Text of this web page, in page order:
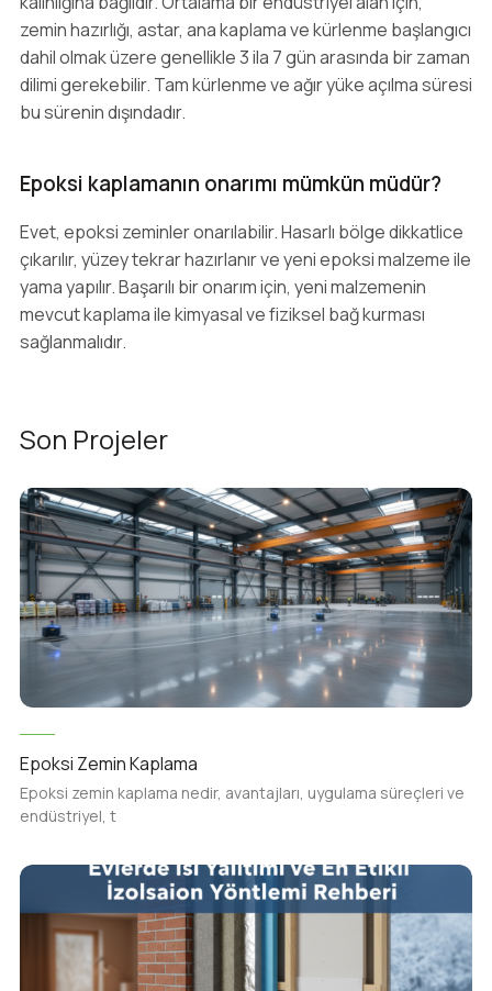
zemin hazırlığı, astar, ana kaplama ve kürlenme başlangıcı
dahil olmak üzere genellikle 3 ila 7 gün arasında bir zaman
dilimi gerekebilir. Tam kürlenme ve ağır yüke açılma süresi
bu sürenin dışındadır.
Epoksi kaplamanın onarımı mümkün müdür?
Evet, epoksi zeminler onarılabilir. Hasarlı bölge dikkatlice
çıkarılır, yüzey tekrar hazırlanır ve yeni epoksi malzeme ile
yama yapılır. Başarılı bir onarım için, yeni malzemenin
mevcut kaplama ile kimyasal ve fiziksel bağ kurması
sağlanmalıdır.
Son Projeler
Epoksi Zemin Kaplama
Epoksi zemin kaplama nedir, avantajları, uygulama süreçleri ve
endüstriyel, t